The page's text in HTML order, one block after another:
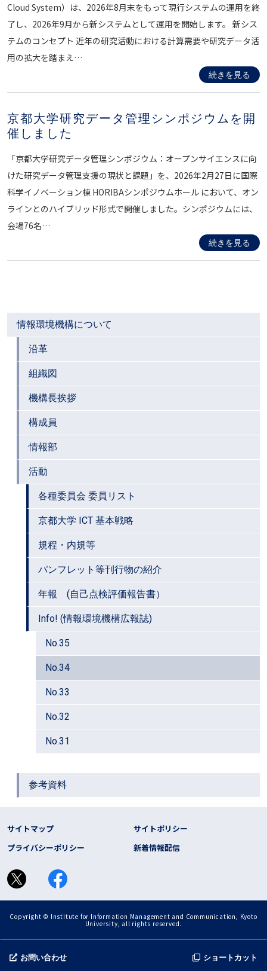
情報環境機構について
沿革
組織図
機構長挨拶
構成員
情報部
活動
各種委員会 委員リスト
京都大学 ICT 基本戦略
規程・内規等
パンフレット等刊行物の紹介
年報 (自己点検評価報告書）
Info! (情報環境機構広報誌)
No.35
No.34
No.33
No.32
No.31
参考資料
Cloud System）は、2026年8月末をもって現行システムの運用を終
了し、2026年9月から新システムとして運用を開始します。 新シス
テムのコンセプト 近年の研究活動における計算需要や研究データ活
用の拡大を踏まえ…
続きを見る
京都大学研究データ管理シンポジウムを開
催しました
「京都大学研究データ管理シンポジウム：オープンサイエンスに向
けた研究データ管理支援の現状と課題」を、2026年2月27日に国際
科学イノベーション棟 HORIBAシンポジウムホール において、オン
ラインとのハイブリッド形式で開催しました。シンポジウムには、
会場76名…
続きを見る
お問い合わせ ショートカット
フッター リンク
サイトマップ
サイトポリシー
プライバシーポリシー
新着情報配信
Copyright © Institute for Information Management and Communication, Kyoto
University, all rights reserved.